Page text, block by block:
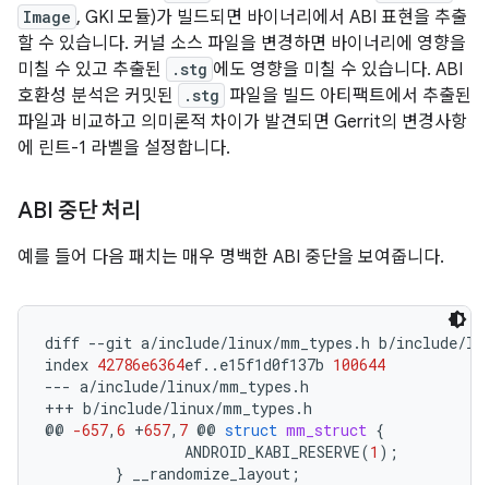
Image , GKI 모듈)가 빌드되면 바이너리에서 ABI 표현을 추출
할 수 있습니다. 커널 소스 파일을 변경하면 바이너리에 영향을
미칠 수 있고 추출된
.stg 에도 영향을 미칠 수 있습니다. ABI
호환성 분석은 커밋된
.stg 파일을 빌드 아티팩트에서 추출된
파일과 비교하고 의미론적 차이가 발견되면 Gerrit의 변경사항
에 린트-1 라벨을 설정합니다.
ABI 중단 처리
예를 들어 다음 패치는 매우 명백한 ABI 중단을 보여줍니다.
diff --git a/include/linux/mm_types .h b/include/
index 42786e6364ef.. e15f1d0f137b 100644
--- a/include/linux/mm_types .h
+++ b/include/linux/mm_types .h
@@ -657, 6 +657, 7 @@ struct mm_struct {
ANDROID_KABI_RESERVE(1 );
}
__randomize_layout ;